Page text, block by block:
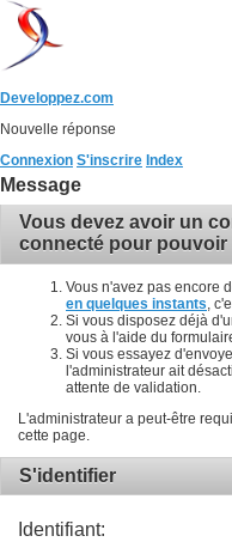
Developpez.com
Nouvelle réponse
Connexion S'inscrire Index
Message
Vous devez avoir un
connecté pour
Vous n'avez pas encore
en quelques instants ,
Si vous disposez déjà
vous à l'aide du
Si vous essayez
l'administrateur ait
attente de validation.
L'administrateur a peut-être
cette page.
S'identifier
Identifiant: